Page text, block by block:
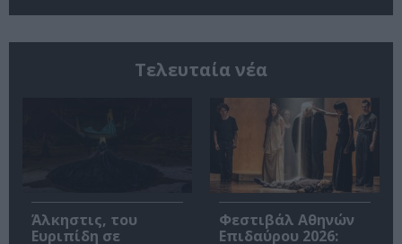
Τελευταία νέα
Άλκηστις, του
Ευριπίδη σε
Φεστιβάλ Αθηνών
Επιδαύρου 2026: